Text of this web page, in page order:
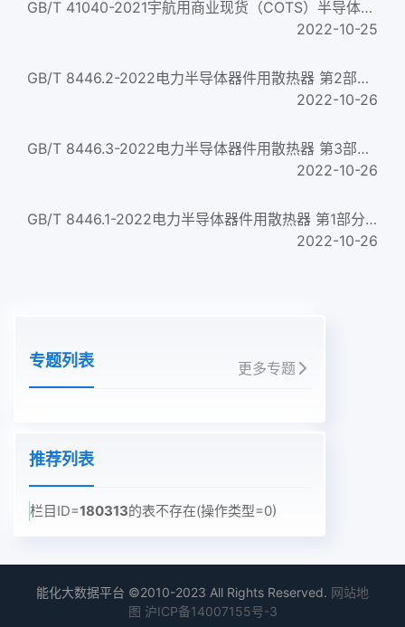
GB/T 41040-2021宇航用商业现货（COTS）半导体器件 质量保证要求COTS semiconductor parts for space application—Qual...
2022-10-25
GB/T 8446.2-2022电力半导体器件用散热器 第2部分：热阻和流阻测量方法Heat sinks for power semiconductor devices...
2022-10-26
GB/T 8446.3-2022电力半导体器件用散热器 第3部分：绝缘件和紧固件Heat sinks for power semiconductor devices—Par...
2022-10-26
GB/T 8446.1-2022电力半导体器件用散热器 第1部分：散热体Heat sinks for power semiconductor devices—Part 1: Rad...
2022-10-26
专题列表 更多专题
推荐列表
栏目ID=180313的表不存在(操作类型=0)
能化大数据平台 ©2010-2023 All Rights Reserved. 网站地
图 沪ICP备14007155号-3